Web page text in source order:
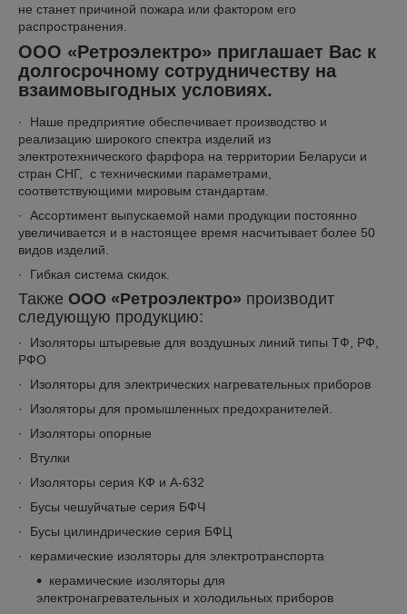
не станет причиной пожара или фактором его
распространения.
ООО «Ретроэлектро» приглашает Вас к
долгосрочному сотрудничеству на
взаимовыгодных условиях.
· Наше предприятие обеспечивает производство и
реализацию широкого спектра изделий из
электротехнического фарфора на территории Беларуси и
стран СНГ, с техническими параметрами,
соответствующими мировым стандартам.
· Ассортимент выпускаемой нами продукции постоянно
увеличивается и в настоящее время насчитывает более 50
видов изделий.
· Гибкая система скидок.
Также ООО «Ретроэлектро» производит
следующую продукцию:
· Изоляторы штыревые для воздушных линий типы ТФ, РФ,
РФО
· Изоляторы для электрических нагревательных приборов
· Изоляторы для промышленных предохранителей.
· Изоляторы опорные
· Втулки
· Изоляторы серия КФ и A-632
· Бусы чешуйчатые серия БФЧ
· Бусы цилиндрические серия БФЦ
· керамические изоляторы для электротранспорта
керамические изоляторы для
электронагревательных и холодильных приборов